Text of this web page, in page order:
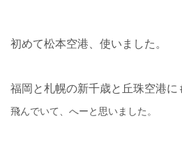
初めて松本空港、使いました。
福岡と札幌の新千歳と丘珠空港に
飛んでいて、へーと思いました。